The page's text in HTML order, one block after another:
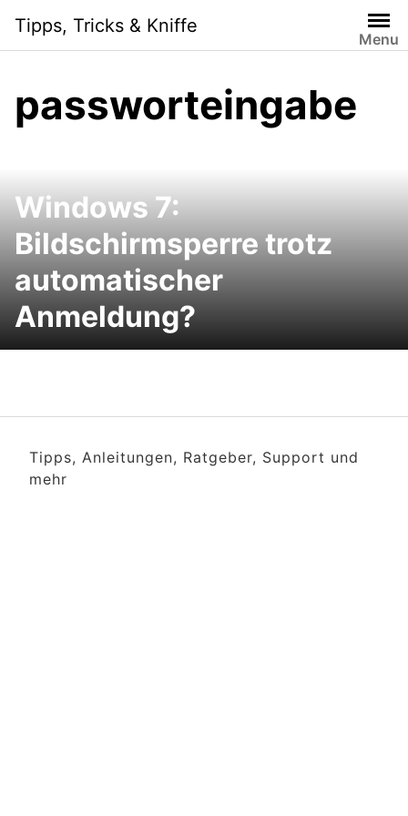
content
Tipps, Tricks & Kniffe
Menu
passworteingabe
Windows 7:
Bildschirmsperre trotz
automatischer
Anmeldung?
Tipps, Anleitungen, Ratgeber, Support und
mehr